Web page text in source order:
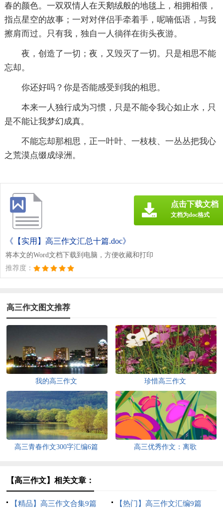
春的颜色。一双双情人在天鹅绒般的地毯上，相拥相偎，
指点星空的故事；一对对伴侣手牵着手，呢喃低语，与我
擦肩而过。只有我，独自一人徜徉在街头夜游。
夜，创造了一切；夜，又毁灭了一切。只是相思不能
忘却。
你还好吗？你是否能感受到我的相思。
本来一人独行成为习惯，只是不能令我心如止水，只
是不能让我梦幻成真。
不能忘却那相思，正一叶叶、一枝枝、一丛丛把我心
之荒漠点缀成绿洲。
《【实用】高三作文汇总十篇.doc》
将本文的Word文档下载到电脑，方便收藏和打印
推荐度：
点击下载文档
文档为doc格式
高三作文图文推荐
我的高三作文 珍惜高三作文
高三青春作文300字汇编6篇 高三优秀作文：离歌
【高三作文】相关文章：
【精品】高三作文合集9篇 【热门】高三作文汇编9篇